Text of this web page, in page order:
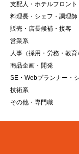
支配人・ホテルフロント
料理長・シェフ・調理
販売・店長候補・接客
営業系
人事（採用・労務・教育
商品企画・開発
SE・Webプランナー・
技術系
その他・専門職